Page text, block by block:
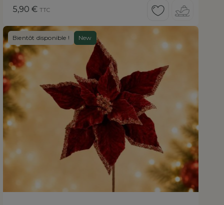
Prix
5,90 € TTC
Bientôt disponible ! New